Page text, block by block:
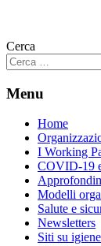
Cerca
Menu
Home
I Working
COVID-19
Modelli
Salute e
Newsletters
Siti su